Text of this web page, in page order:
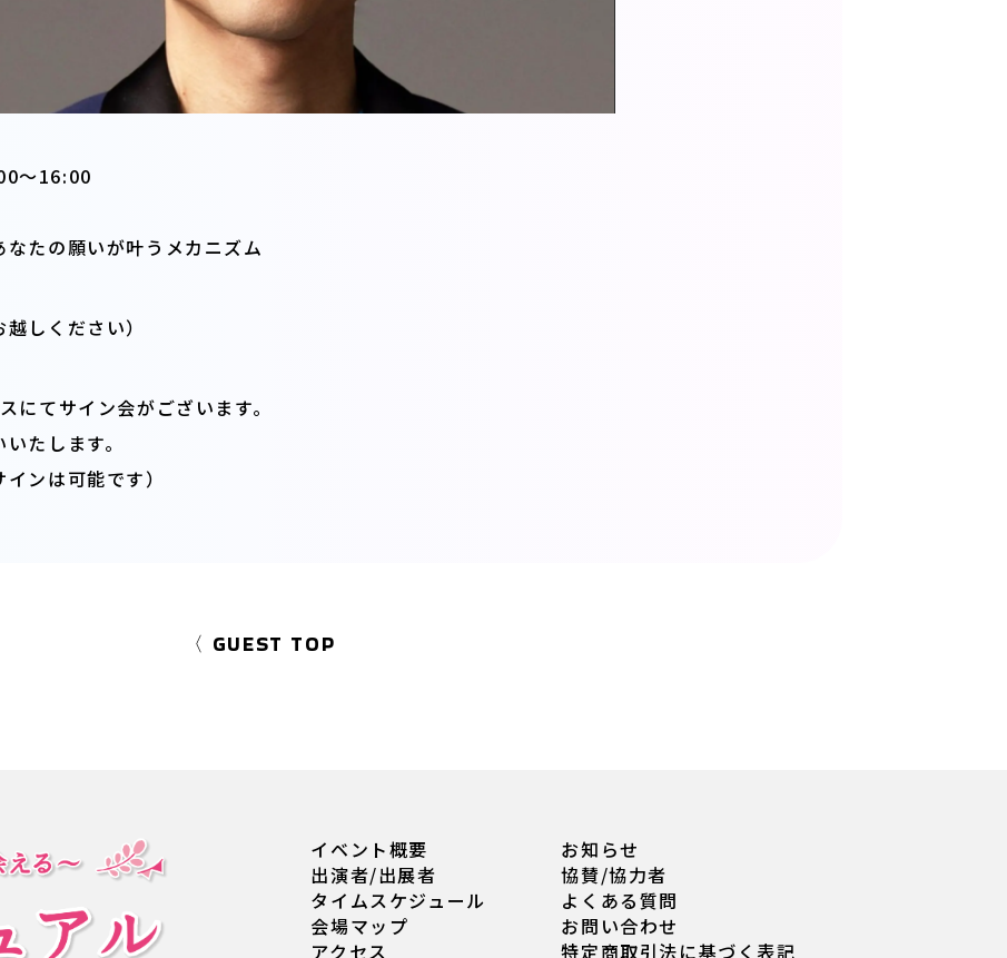
〜16:00
たの願いが叶うメカニズム
しください）
にてサイン会がございます。
たします。
ンは可能です）
〈 GUEST TOP
イベント概要
出演者/出展者
タイムスケジュール
会場マップ
アクセス
お知らせ
協賛/協力者
よくある質問
お問い合わせ
特定商取引法に基づく表記